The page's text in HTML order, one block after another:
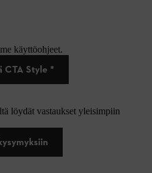
käyttöohjeet.
CTA Style *
löydät vastaukset yleisimpiin